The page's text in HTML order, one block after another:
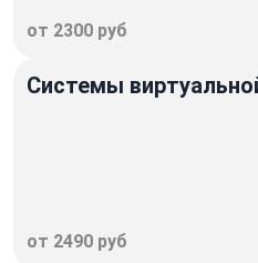
от 2300 руб
Системы
от 2490 руб